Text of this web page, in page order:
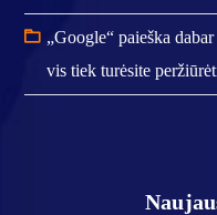
„Google“ paieška
vis tiek turėsite